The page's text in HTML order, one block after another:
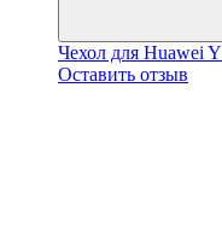
Чехол для Huawei
Оставить отзыв